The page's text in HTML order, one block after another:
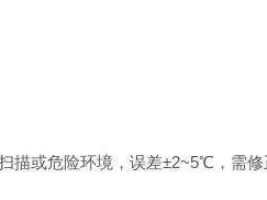
描或危险环境，误差±2~5℃，需